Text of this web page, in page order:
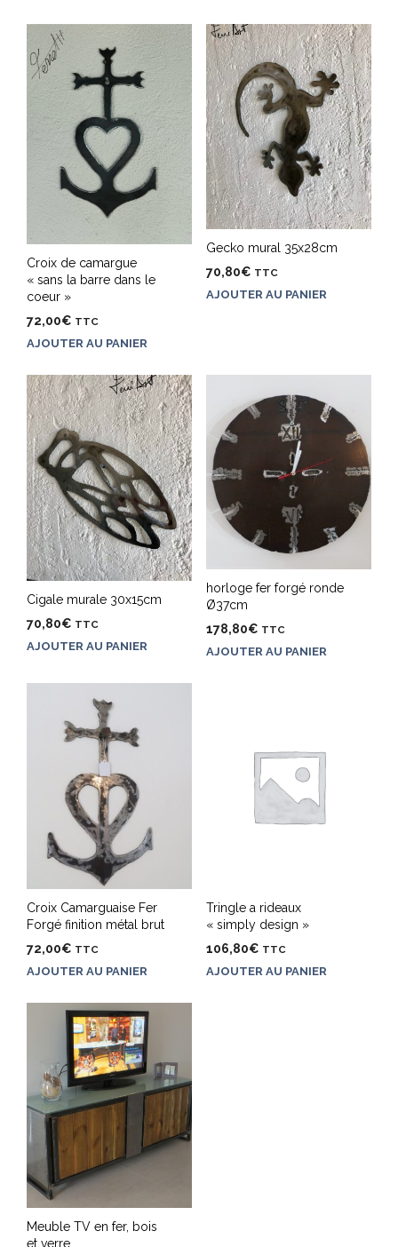
Croix de camargue
« sans la barre dans le
coeur »
72,00€ TTC
AJOUTER AU PANIER
Gecko mural 35x28cm
70,80€ TTC
AJOUTER AU PANIER
Cigale murale 30x15cm
70,80€ TTC
AJOUTER AU PANIER
horloge fer forgé ronde
Ø37cm
178,80€ TTC
AJOUTER AU PANIER
Croix Camarguaise Fer
Forgé finition métal brut
72,00€ TTC
AJOUTER AU PANIER
Tringle a rideaux
« simply design »
106,80€ TTC
AJOUTER AU PANIER
Meuble TV en fer, bois
et verre